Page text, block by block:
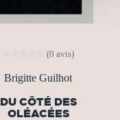
(0 avis)
Brigitte Guilhot
DU CÔTÉ DES
OLÉACÉES